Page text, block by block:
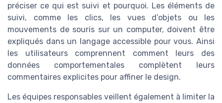
préciser ce qui est suivi et pourquoi. Les éléments de
suivi, comme les clics, les vues d’objets ou les
mouvements de souris sur un computer, doivent être
expliqués dans un langage accessible pour vous. Ainsi
les utilisateurs comprennent comment leurs des
données comportementales complètent leurs
commentaires explicites pour affiner le design.
Les équipes responsables veillent également à limiter la